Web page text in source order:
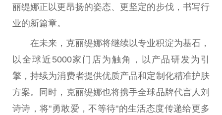
丽缇娜正以更昂扬的姿态、更坚定的步伐，书写行
业的新篇章。
在未来，克丽缇娜将继续以专业积淀为基石，
以全球近 5000家门店为触角，以产品研发为引
擎，持续为消费者提供优质产品和定制化精准护肤
方案。同时，克丽缇娜也将携手全球品牌代言人刘
诗诗，将"勇敢爱，不等待"的生活态度传递给更多